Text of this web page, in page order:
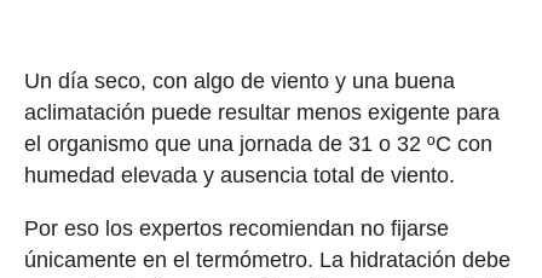
Un día seco, con algo de viento y una buena
aclimatación puede resultar menos exigente para
el organismo que una jornada de 31 o 32 ºC con
humedad elevada y ausencia total de viento.
Por eso los expertos recomiendan no fijarse
únicamente en el termómetro. La hidratación debe